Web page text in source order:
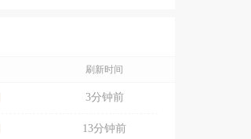
刷新时间
3分钟前
13分钟前